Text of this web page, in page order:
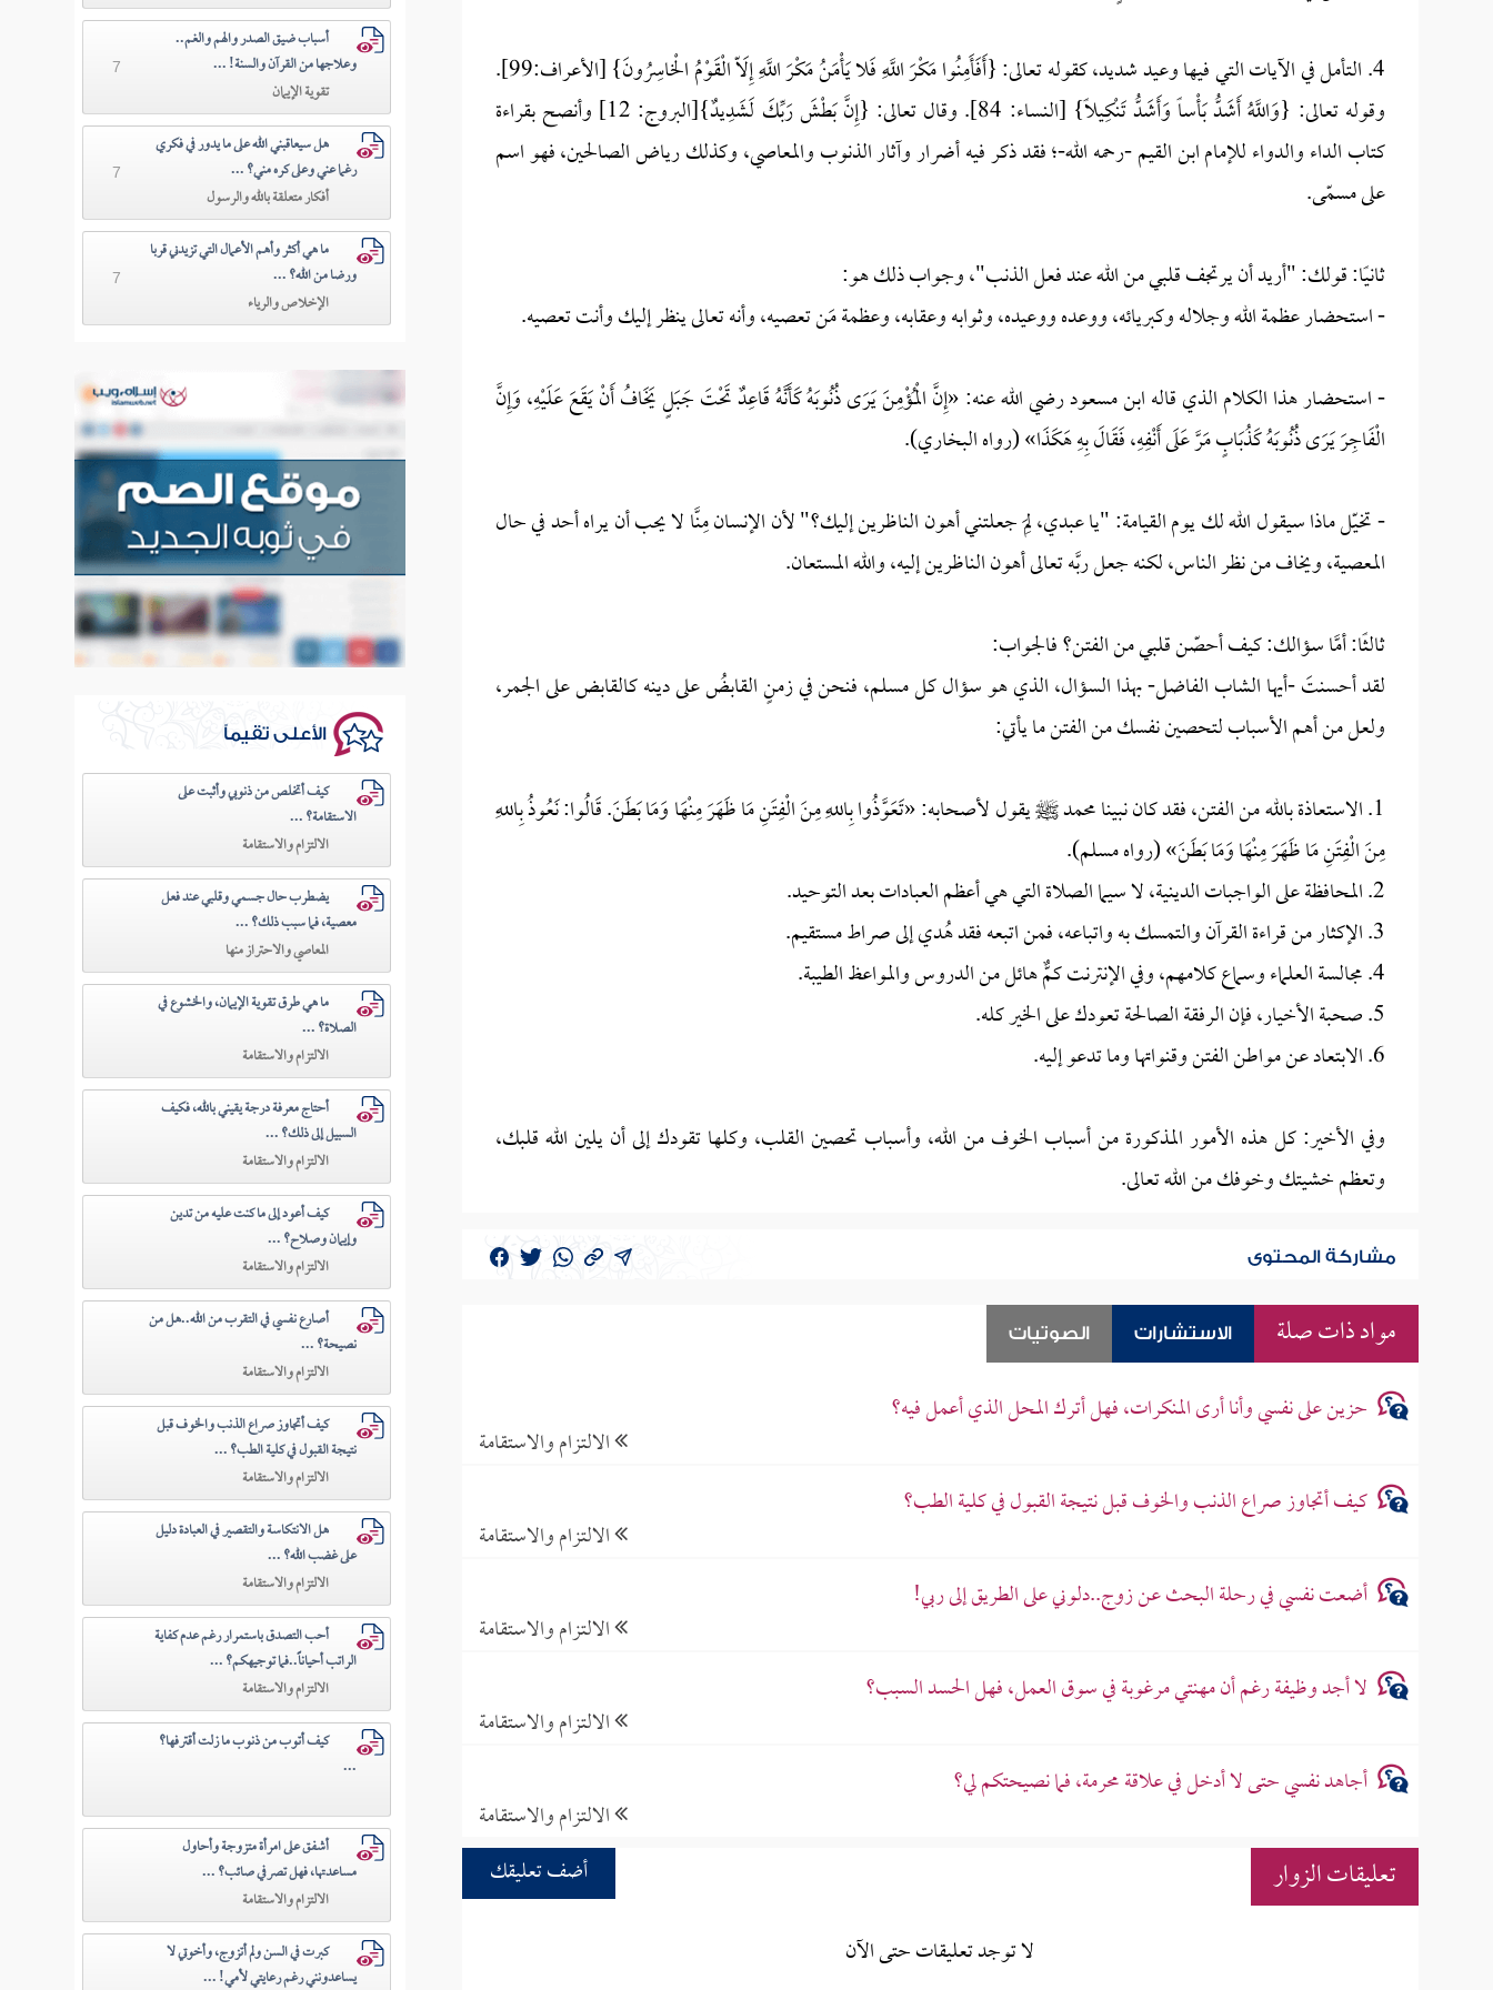
4. التأمل في الآيات التي فيها وعيد شديد، كقوله تعالى: {‌أَفَأَمِنُوا ‌مَكْرَ ‌اللَّهِ ‌فَلا يَأْمَنُ مَكْرَ اللَّهِ إِلَاّ الْقَوْمُ الْخاسِرُونَ} [الأعراف:99].
وقوله تعالى: {وَاللَّهُ أَشَدُّ بَأْساً ‌وَأَشَدُّ ‌تَنْكِيلاً} [النساء: 84]. وقال تعالى: {‌إِنَّ ‌بَطْشَ ‌رَبِّكَ لَشَدِيدٌ}[البروج: 12] وأنصح بقراءة
كتاب الداء والدواء للإمام ابن القيم -رحمه الله-؛ فقد ذكر فيه أضرار وآثار الذنوب والمعاصي، وكذلك رياض الصالحين، فهو اسم
على مسمّى.
ثانيًا: قولك: "أريد أن يرتجف قلبي من الله عند فعل الذنب"، وجواب ذلك هو: ‌
- استحضار ‌عظمة الله وجلاله وكبريائه، ووعده ووعيده، وثوابه وعقابه، وعظمة مَن تعصيه، وأنه تعالى ينظر إليك وأنت تعصيه.
- استحضار هذا الكلام الذي قاله ابن مسعود رضي الله عنه: «إِنَّ الْمُؤْمِنَ يَرَى ذُنُوبَهُ كَأَنَّهُ قَاعِدٌ تَحْتَ جَبَلٍ ‌يَخَافُ ‌أَنْ ‌يَقَعَ عَلَيْهِ، وَإِنَّ
الْفَاجِرَ يَرَى ذُنُوبَهُ كَذُبَابٍ مَرَّ عَلَى أَنْفِهِ، فَقَالَ بِهِ هَكَذَا» (رواه البخاري).
- تخيّل ماذا سيقول الله لك يوم القيامة: "يا عبدي، لِمَ جعلتني أهون الناظرين إليك؟" لأن الإنسان مِنَّا لا يحب أن يراه أحد في حال
المعصية، ويخاف من نظر الناس، لكنه جعل ربَّه تعالى أهون الناظرين إليه، والله المستعان.
ثالثًا: أمَّا سؤالك: كيف أحصّن قلبي من الفتن؟ فالجواب:
لقد أحسنتَ -أيها الشاب الفاضل- بهذا السؤال، الذي هو سؤال كل مسلم، فنحن في زمنٍ القابضُ على دينه كالقابض على الجمر،
ولعل من أهم الأسباب لتحصين نفسك من الفتن ما يأتي:
1. الاستعاذة بالله من الفتن، فقد كان نبينا محمد ﷺ يقول لأصحابه: «‌تَعَوَّذُوا ‌بِاللهِ ‌مِنَ ‌الْفِتَنِ ‌مَا ظَهَرَ مِنْهَا وَمَا بَطَنَ. قَالُوا: نَعُوذُ بِاللهِ
مِنَ الْفِتَنِ مَا ظَهَرَ مِنْهَا وَمَا بَطَنَ» (رواه مسلم).
2. المحافظة على الواجبات الدينية، لا سيما الصلاة التي هي أعظم العبادات بعد التوحيد.
3. الإكثار من قراءة القرآن والتمسك به واتباعه، فمن اتبعه فقد هُدي إلى صراط مستقيم.
4. مجالسة العلماء وسماع كلامهم، وفي الإنترنت كمٌّ هائل من الدروس والمواعظ الطيبة.
5. صحبة الأخيار، فإن الرفقة الصالحة تعودك على الخير كله.
6. الابتعاد عن مواطن الفتن وقنواتها وما تدعو إليه.
وفي الأخير: كل هذه الأمور المذكورة من أسباب الخوف من الله، وأسباب تحصين القلب، وكلها تقودك إلى أن يلين الله قلبك،
وتعظم خشيتك وخوفك من الله تعالى.
مشاركة المحتوى
مواد ذات صلة الاستشارات الصوتيات
حزين على نفسي وأنا أرى المنكرات، فهل أترك المحل الذي أعمل فيه؟
الالتزام والاستقامة
كيف أتجاوز صراع الذنب والخوف قبل نتيجة القبول في كلية الطب؟
الالتزام والاستقامة
أضعت نفسي في رحلة البحث عن زوج..دلوني على الطريق إلى ربي!
الالتزام والاستقامة
لا أجد وظيفة رغم أن مهنتي مرغوبة في سوق العمل، فهل الحسد السبب؟
الالتزام والاستقامة
أجاهد نفسي حتى لا أدخل في علاقة محرمة، فما نصيحتكم لي؟
الالتزام والاستقامة
تعليقات الزوار
أضف تعليقك
لا توجد تعليقات حتى الآن
أسباب ضيق الصدر والهم والغم..
وعلاجها من القرآن والسنة! ...
تقوية الإيمان
7
هل سيعاقبني الله على ما يدور في فكري
رغما عني وعلى كره مني؟ ...
أفكار متعلقة بالله والرسول
7
ما هي أكثر وأهم الأعمال التي تزيدني قربا
ورضا من الله؟ ...
الإخلاص والرياء
7
الأعلى تقيماً
كيف أتخلص من ذنوبي وأثبت على
الاستقامة؟ ...
الالتزام والاستقامة
يضطرب حال جسمي وقلبي عند فعل
معصية، فما سبب ذلك؟ ...
المعاصي والاحتراز منها
ما هي طرق تقوية الإيمان، والخشوع في
الصلاة؟ ...
الالتزام والاستقامة
أحتاج معرفة درجة يقيني بالله، فكيف
السبيل إلى ذلك؟ ...
الالتزام والاستقامة
كيف أعود إلى ما كنت عليه من تدين
وإيمان وصلاح؟ ...
الالتزام والاستقامة
أصارع نفسي في التقرب من الله..هل من
نصيحة؟ ...
الالتزام والاستقامة
كيف أتجاوز صراع الذنب والخوف قبل
نتيجة القبول في كلية الطب؟ ...
الالتزام والاستقامة
هل الانتكاسة والتقصير في العبادة دليل
على غضب الله؟ ...
الالتزام والاستقامة
أحب التصدق باستمرار رغم عدم كفاية
الراتب أحياناً..فما توجيهكم؟ ...
الالتزام والاستقامة
كيف أتوب من ذنوب ما زلت أقترفها؟
...
أشفق على امرأة متزوجة وأحاول
مساعدتها، فهل تصرفي صائب؟ ...
الالتزام والاستقامة
كبرت في السن ولم أتزوج، وأخوتي لا
يساعدونني رغم رعايتي لأمي! ...